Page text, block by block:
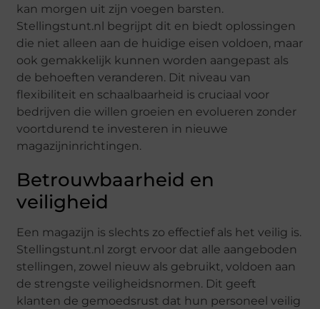
kan morgen uit zijn voegen barsten.
Stellingstunt.nl begrijpt dit en biedt oplossingen
die niet alleen aan de huidige eisen voldoen, maar
ook gemakkelijk kunnen worden aangepast als
de behoeften veranderen. Dit niveau van
flexibiliteit en schaalbaarheid is cruciaal voor
bedrijven die willen groeien en evolueren zonder
voortdurend te investeren in nieuwe
magazijninrichtingen.
Betrouwbaarheid en
veiligheid
Een magazijn is slechts zo effectief als het veilig is.
Stellingstunt.nl zorgt ervoor dat alle aangeboden
stellingen, zowel nieuw als gebruikt, voldoen aan
de strengste veiligheidsnormen. Dit geeft
klanten de gemoedsrust dat hun personeel veilig